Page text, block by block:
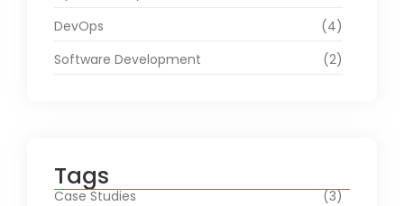
DevOps
(4)
Software Development
(2)
Tags
Case Studies
(3)